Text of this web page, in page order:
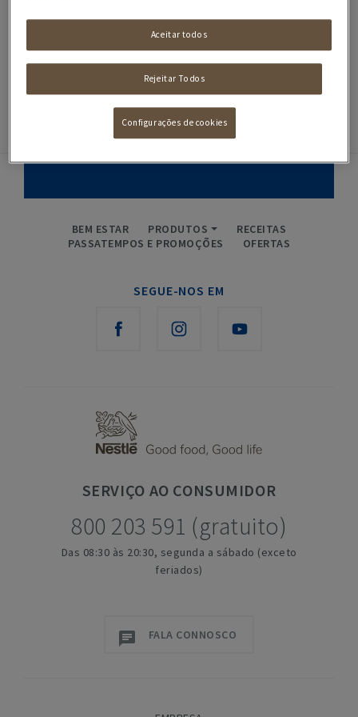
SEM RESULTADOS. TENTE OUTRO FILTRO!
BEM ESTAR PRODUTOS
RECEITAS
PASSATEMPOS E PROMOÇÕES
OFERTAS
SEGUE-NOS EM
SERVIÇO AO CONSUMIDOR
800 203 591 (gratuito)
Das 08:30 às 20:30, segunda a sábado (exceto
feriados)
FALA CONNOSCO
Rejeitar Todos
Aceitar todos
Configurações de cookies